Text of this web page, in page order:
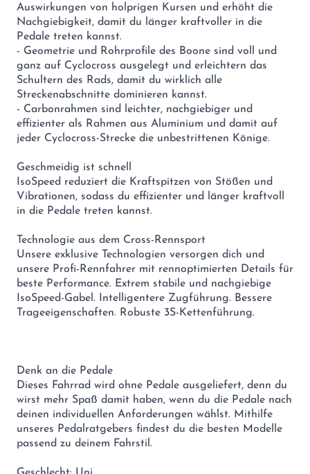
Auswirkungen von holprigen Kursen und erhöht die
Nachgiebigkeit, damit du länger kraftvoller in die
Pedale treten kannst.
- Geometrie und Rohrprofile des Boone sind voll und
ganz auf Cyclocross ausgelegt und erleichtern das
Schultern des Rads, damit du wirklich alle
Streckenabschnitte dominieren kannst.
- Carbonrahmen sind leichter, nachgiebiger und
effizienter als Rahmen aus Aluminium und damit auf
jeder Cyclocross-Strecke die unbestrittenen Könige.
Geschmeidig ist schnell
IsoSpeed reduziert die Kraftspitzen von Stößen und
Vibrationen, sodass du effizienter und länger kraftvoll
in die Pedale treten kannst.
Technologie aus dem Cross-Rennsport
Unsere exklusive Technologien versorgen dich und
unsere Profi-Rennfahrer mit rennoptimierten Details für
beste Performance. Extrem stabile und nachgiebige
IsoSpeed-Gabel. Intelligentere Zugführung. Bessere
Trageeigenschaften. Robuste 3S-Kettenführung.
Denk an die Pedale
Dieses Fahrrad wird ohne Pedale ausgeliefert, denn du
wirst mehr Spaß damit haben, wenn du die Pedale nach
deinen individuellen Anforderungen wählst. Mithilfe
unseres Pedalratgebers findest du die besten Modelle
passend zu deinem Fahrstil.